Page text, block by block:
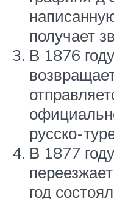
получает
В 1876
русско-
В 1877
год